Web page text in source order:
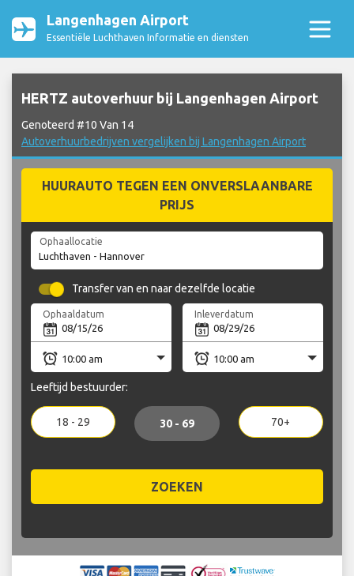
Langenhagen Airport
Essentiële Luchthaven Informatie en diensten
HERTZ autoverhuur bij Langenhagen Airport
Genoteerd #10 Van 14
Autoverhuurbedrijven vergelijken bij Langenhagen Airport
HUURAUTO TEGEN EEN ONVERSLAANBARE
PRIJS
Ophaallocatie
Transfer van en naar dezelfde locatie
Ophaaldatum Inleverdatum
Leeftijd bestuurder:
18 - 29 30 - 69 70+
ZOEKEN